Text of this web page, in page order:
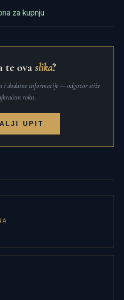
za kupnju
te ovaslika?
i dodatne informacije — odgovor stiže
roku.
UPIT